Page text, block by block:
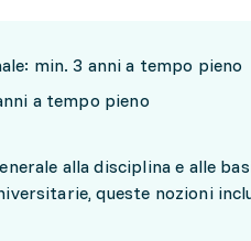
min. 3 anni a tempo pieno
a tempo pieno
alla disciplina e alle
queste nozioni